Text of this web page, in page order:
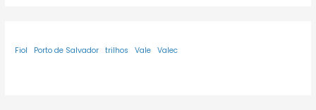
Fiol Porto de Salvador trilhos Vale Valec